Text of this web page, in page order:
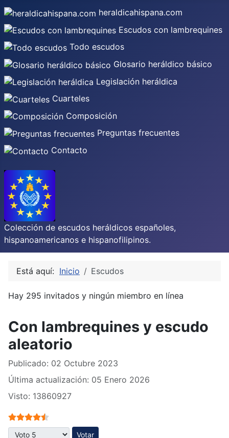
heraldicahispana.com
Escudos con lambrequines
Todo escudos
Glosario heráldico básico
Legislación heráldica
Cuarteles
Composición
Preguntas frecuentes
Contacto
Colección de escudos heráldicos españoles,
hispanoamericanos e hispanofilipinos.
Está aquí: Inicio Escudos
Hay 295 invitados y ningún miembro en línea
Con lambrequines y escudo
aleatorio
Publicado: 02 Octubre 2023
Última actualización: 05 Enero 2026
Visto: 13860927
Ratio:4.5/
Por favor, vote